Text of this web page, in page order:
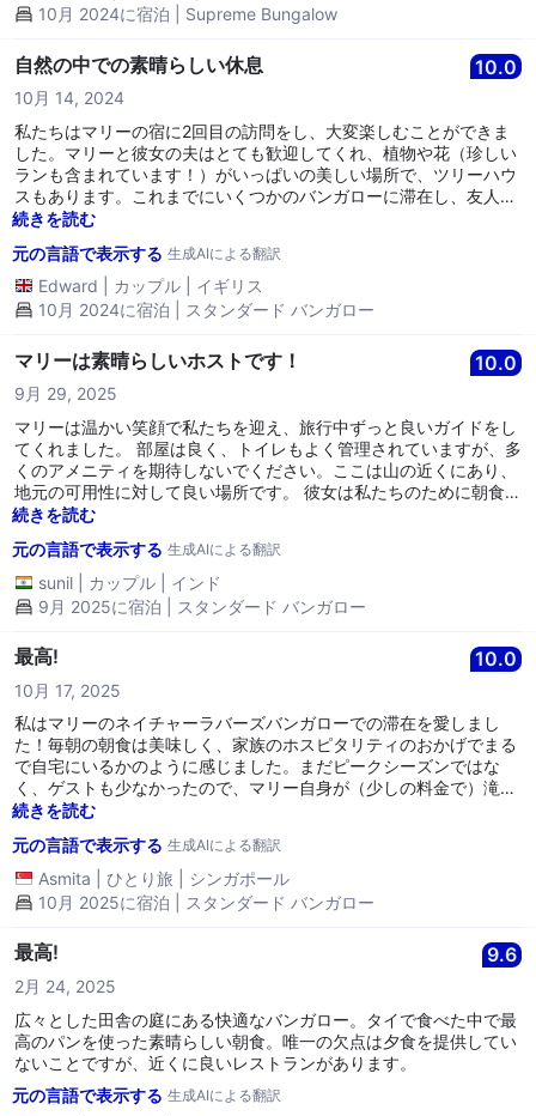
の自家製のパンとジャムを使った朝食はとても美味しかったです！
10月 2024に宿泊 | Supreme Bungalow
自然の中での素晴らしい休息 10.0
10月 14, 2024
私たちはマリーの宿に2回目の訪問をし、大変楽しむことができま
した。マリーと彼女の夫はとても歓迎してくれ、植物や花（珍しい
ランも含まれています！）がいっぱいの美しい場所で、ツリーハウ
スもあります。これまでにいくつかのバンガローに滞在し、友人た
ちは大きなハネムーンルームに宿泊しましたが、どれも快適なベッ
毛布がありました。自家製のパンとジャムの朝食は美味しくて満足
感があり、チェン・ダオに戻った際にはこの美しくて信じられない
ほどリラックスできるリゾートに必ず戻ります！マリー、ありがと
うございます。またすぐにお会いしましょう！
続きを読む
元の言語で表示する 生成AIによる翻訳
Edward カップル
イギリス
10月 2024に宿泊 | スタンダード バンガロー
マリーは素晴らしいホストです！ 10.0
9月 29, 2025
マリーは温かい笑顔で私たちを迎え、旅行中ずっと良いガイドをし
てくれました。 部屋は良く、トイレもよく管理されていますが、多
くのアメニティを期待しないでください。ここは山の近くにあり、
地元の可用性に対して良い場所です。 彼女は私たちのために朝食を
カスタマイズし、市場から私たちのためだけに豆腐を買ってきてく
移動することができました。 周囲は夕方になるとかなり暗くなりま
すが、非常に安全な場所なので心配する必要はありません。
続きを読む
元の言語で表示する 生成AIによる翻訳
sunil カップル
インド
9月 2025に宿泊 | スタンダード バンガロー
最高! 10.0
10月 17, 2025
私はマリーのネイチャーラバーズバンガローでの滞在を愛しまし
た！毎朝の朝食は美味しく、家族のホスピタリティのおかげでまる
で自宅にいるかのように感じました。まだピークシーズンではな
く、ゲストも少なかったので、マリー自身が（少しの料金で）滝や
ミャンマー国境から約10kmの中国の村、美しいビルマの寺院を探
体験でした。最後の夜には、彼らが夕食に参加するよう招待してく
れ、とても素敵でした。場所は完璧で、チェン・ダオの主要な観光
地に近いのに、静かで緑に囲まれていますし、夜に星を眺めるのに
ぴったりのデッキがあります。強くお勧めします！
続きを読む
元の言語で表示する 生成AIによる翻訳
Asmita ひとり旅
シンガポール
10月 2025に宿泊 | スタンダード バンガロー
最高! 9.6
2月 24, 2025
広々とした田舎の庭にある快適なバンガロー。タイで食べた中で最
高のパンを使った素晴らしい朝食。唯一の欠点は夕食を提供してい
ないことですが、近くに良いレストランがあります。
元の言語で表示する 生成AIによる翻訳